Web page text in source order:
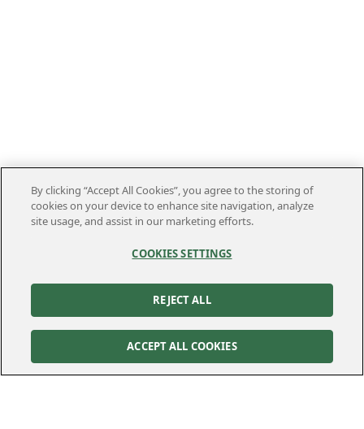
Kontakt
By clicking “Accept All Cookies”, you agree to the storing of
cookies on your device to enhance site navigation, analyze
site usage, and assist in our marketing efforts.
COOKIES SETTINGS
REJECT ALL
ACCEPT ALL COOKIES